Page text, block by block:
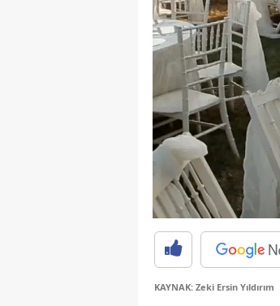
KAYNAK: Zeki Ersin Yıldırım